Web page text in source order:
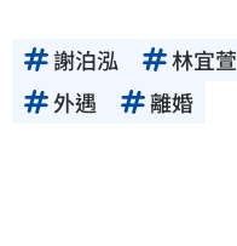
謝泊泓 林宜萱
外遇
離婚